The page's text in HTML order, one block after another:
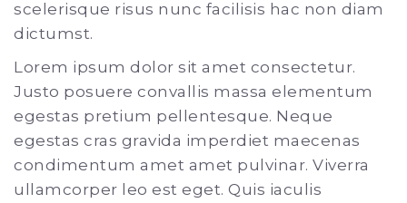
scelerisque risus nunc facilisis hac non diam
dictumst.
Lorem ipsum dolor sit amet consectetur.
Justo posuere convallis massa elementum
egestas pretium pellentesque. Neque
egestas cras gravida imperdiet maecenas
condimentum amet amet pulvinar. Viverra
ullamcorper leo est eget. Quis iaculis